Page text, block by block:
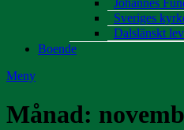
Johannes
Sveriges
Dalslänskt
Boende
Meny
Månad: